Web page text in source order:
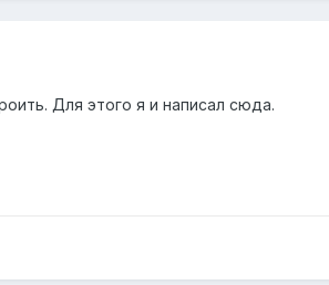
Для этого я и написал сюда.